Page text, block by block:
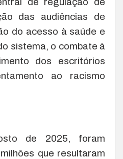
das audiências de
do acesso à saúde e
sistema, o combate à
dos escritórios
ao racismo
de 2025, foram
que resultaram